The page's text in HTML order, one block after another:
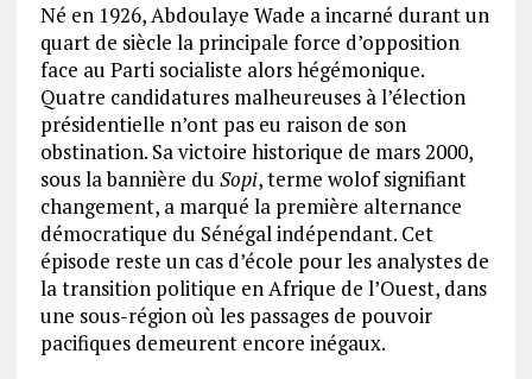
Né en 1926, Abdoulaye Wade a incarné durant un
quart de siècle la principale force d’opposition
face au Parti socialiste alors hégémonique.
Quatre candidatures malheureuses à l’élection
présidentielle n’ont pas eu raison de son
obstination. Sa victoire historique de mars 2000,
sous la bannière du Sopi, terme wolof signifiant
changement, a marqué la première alternance
démocratique du Sénégal indépendant. Cet
épisode reste un cas d’école pour les analystes de
la transition politique en Afrique de l’Ouest, dans
une sous-région où les passages de pouvoir
pacifiques demeurent encore inégaux.